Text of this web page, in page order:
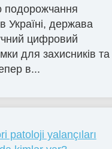
подорожчання
Україні, держава
цифровий
для захисників та
в...
patoloji yalançıları